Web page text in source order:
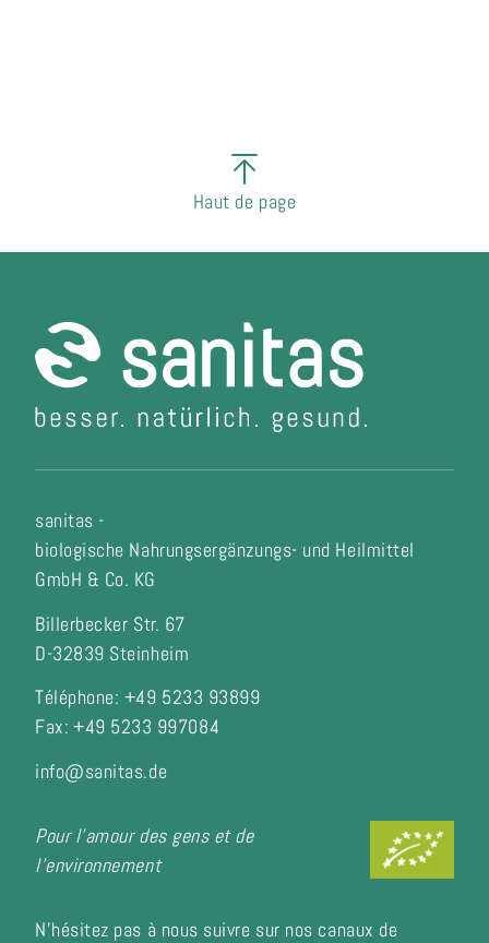
Haut de page
sanitas -
biologische Nahrungsergänzungs- und Heilmittel
GmbH & Co. KG
Billerbecker Str. 67
D-32839 Steinheim
Téléphone: +49 5233 93899
Fax: +49 5233 997084
info@sanitas.de
Pour l'amour des gens et de
l'environnement
N'hésitez pas à nous suivre sur nos canaux de